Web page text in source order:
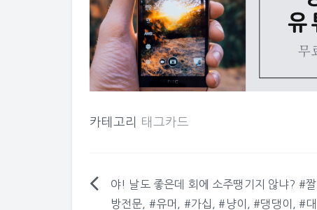
카테고리 태그카드
글
야! 날도 좋은데 회에 소주땡기지 않냐? #짤
방전문, #유머, #가십, #냥이, #댕댕이, #대